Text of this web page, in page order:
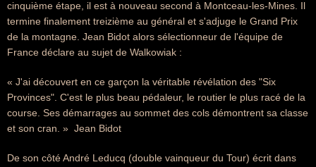
cinquième étape, il est à nouveau second à Montceau-les-Mines. Il
termine finalement treizième au général et s'adjuge le Grand Prix
de la montagne. Jean Bidot alors sélectionneur de l'équipe de
France déclare au sujet de Walkowiak :
« J'ai découvert en ce garçon la véritable révélation des "Six
Provinces". C'est le plus beau pédaleur, le routier le plus racé de la
course. Ses démarrages au sommet des cols démontrent sa classe
et son cran. »  Jean Bidot
De son côté André Leducq (double vainqueur du Tour) écrit dans